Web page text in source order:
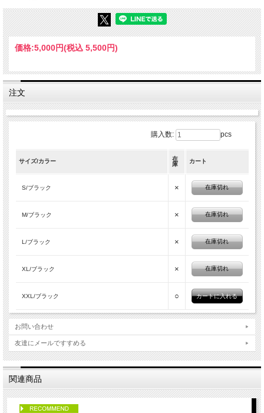
価格:5,000円(税込 5,500円)
注文
購入数: pcs
サイズ/カラー
在
庫
カート
S/ブラック × 在庫切れ
M/ブラック × 在庫切れ
L/ブラック × 在庫切れ
XL/ブラック × 在庫切れ
XXL/ブラック ○
お問い合わせ
友達にメールですすめる
関連商品